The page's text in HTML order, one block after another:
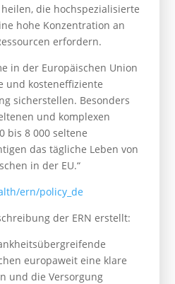
die hochspezialisierte
hohe Konzentration an
erfordern.
in der Europäischen Union
und kosteneffiziente
sicherstellen. Besonders
und komplexen
bis 8 000 seltene
das tägliche Leben von
in der EU.“
ern/policy_de
der ERN erstellt:
europaweit eine klare
und die Versorgung